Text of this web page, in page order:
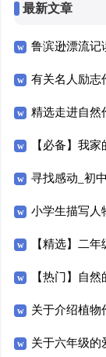
最新文章
鲁滨逊漂流记
有关名人励志
精选走进自然
【必备】我
寻找感动_初
小学生描写人
【精选】二
【热门】自
关于介绍植物
关于六年级的